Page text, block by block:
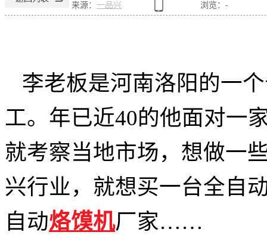
来源： 一品兴 浏览： -
李老板是河南洛阳的一
工。 年已近40的他面对一
就考察当地市场，想做一
兴行业，就想买一台全自
自动烙馍机厂家……